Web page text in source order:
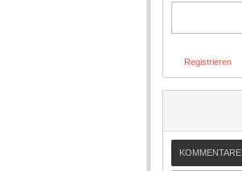
Registrieren
KOMMENTARE